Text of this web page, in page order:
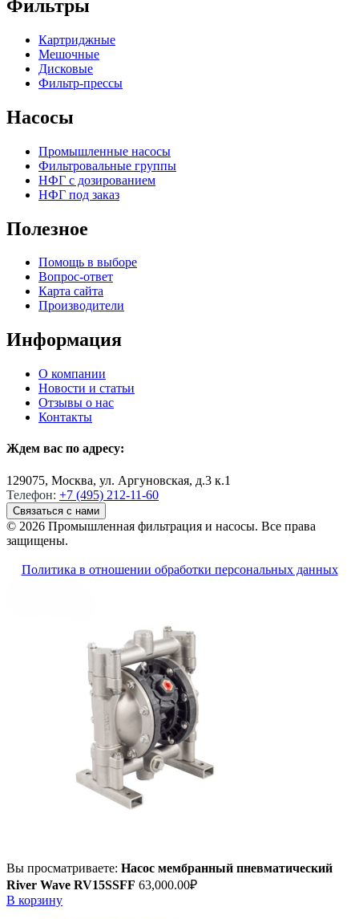
Фильтры
Картриджные
Мешочные
Дисковые
Фильтр-прессы
Насосы
Промышленные насосы
Фильтровальные группы
НФГ с дозированием
НФГ под заказ
Полезное
Помощь в выборе
Вопрос-ответ
Карта сайта
Производители
Информация
О компании
Новости и статьи
Отзывы о нас
Контакты
Ждем вас по адресу:
129075, Москва, ул. Аргуновская, д.3 к.1
Телефон: +7 (495) 212-11-60
Связаться с нами
© 2026 Промышленная фильтрация и насосы. Все права
защищены.
Политика в отношении обработки персональных данных
Вы просматриваете: Насос мембранный пневматический
River Wave RV15SSFF 63,000.00₽
В корзину